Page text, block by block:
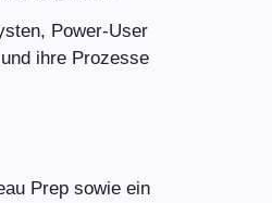
Power-User
ihre Prozesse
Prep sowie ein